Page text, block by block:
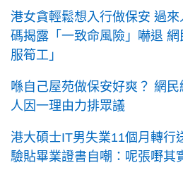
港女貪輕鬆想入行做保安 過
碼揭露「一致命風險」嚇退
服筍工」
喺自己屋苑做保安好爽？ 網
人因一理由力排眾議
港大碩士IT男失業11個月轉行
驗貼畢業證書自嘲：呢張嘢其